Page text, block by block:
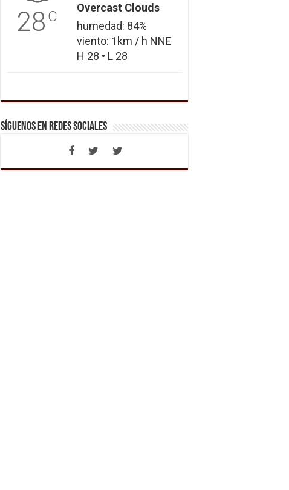
28 C
Overcast Clouds
humedad: 84%
viento: 1km / h NNE
H 28 • L 28
Síguenos en Redes Sociales